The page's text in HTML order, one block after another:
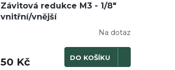
Závitová redukce M3 - 1/8"
vnitřní/vnější
Na dotaz
50 Kč DO KOŠÍKU